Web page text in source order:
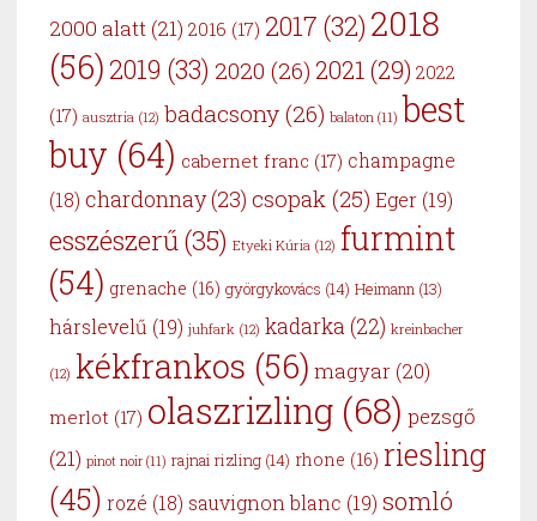
2000 alatt (21) 2016 (17) 2017 (32) 2018
(56)2019 (33) 2020 (26) 2021(29) 2022
(17) ausztria (12) badacsony (26) balaton (11) best
buy (64) cabernet franc (17) champagne
(18) chardonnay(23) csopak (25) Eger (19)
esszészerű(35) Etyeki Kúria (12) furmint
(54) grenache (16) györgykovács (14) Heimann (13)
hárslevelű (19) juhfark (12) kadarka (22) kreinbacher
(12) kékfrankos (56) magyar (20)
merlot (17) olaszrizling (68) pezsgő
(21) pinot noir (11) rajnai rizling (14) rhone (16) riesling
(45) rozé (18) sauvignon blanc (19) somló